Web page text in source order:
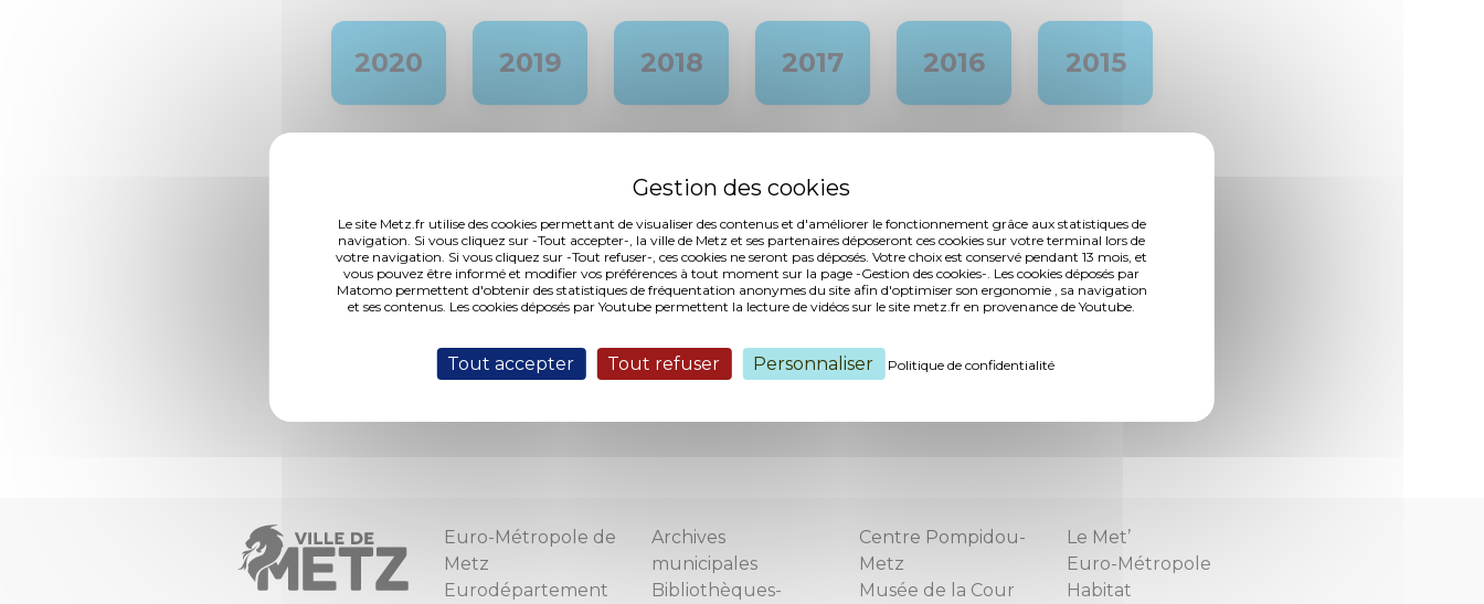
Le site Metz.fr utilise des cookies permettant de visualiser des contenus et d'améliorer le fonctionnement grâce aux statistiques de
navigation. Si vous cliquez sur -Tout accepter-, la ville de Metz et ses partenaires déposeront ces cookies sur votre terminal lors de
votre navigation. Si vous cliquez sur -Tout refuser-, ces cookies ne seront pas déposés. Votre choix est conservé pendant 13 mois, et
vous pouvez être informé et modifier vos préférences à tout moment sur la page -Gestion des cookies-. Les cookies déposés par
Matomo permettent d'obtenir des statistiques de fréquentation anonymes du site afin d'optimiser son ergonomie , sa navigation
et ses contenus. Les cookies déposés par Youtube permettent la lecture de vidéos sur le site metz.fr en provenance de Youtube.
Tout accepter Tout refuser Personnaliser Politique de confidentialité
2020 2019 2018 2017 2016 2015
332 Actualités concernant le
mot clef 'Urbanisme'
Euro-Métropole de
Metz
Eurodépartement
Archives
municipales
Bibliothèques-
Centre Pompidou-
Metz
Musée de la Cour
Le Met’
Euro-Métropole
Habitat